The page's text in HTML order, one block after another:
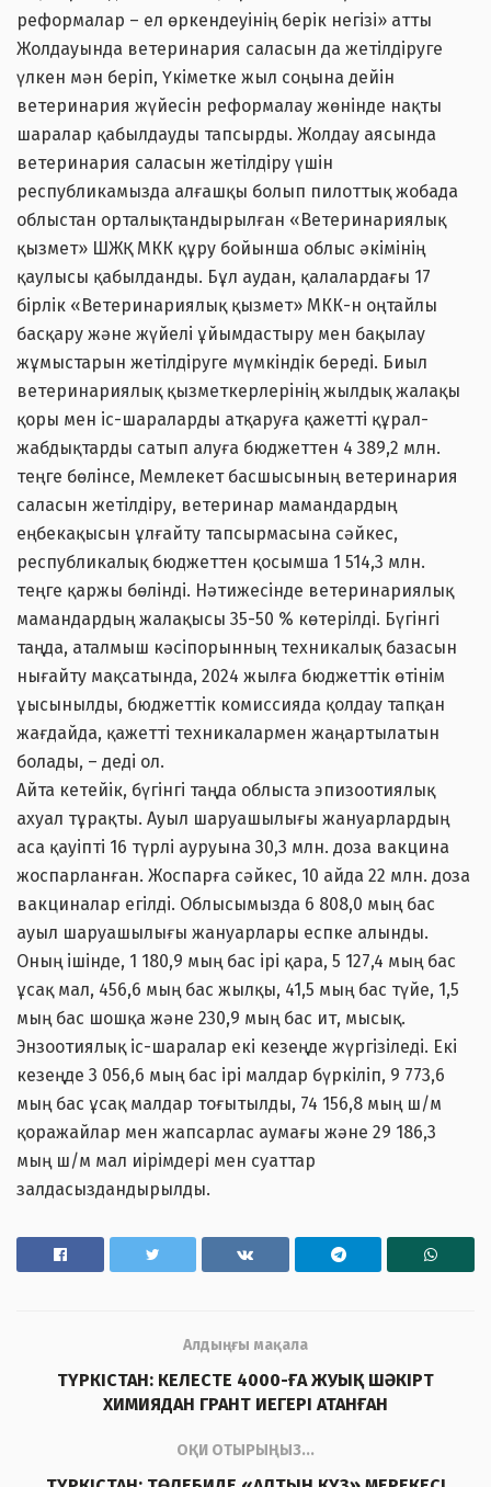
реформалар – ел өркендеуінің берік негізі» атты
Жолдауында ветеринария саласын да жетілдіруге
үлкен мән беріп, Үкіметке жыл соңына дейін
ветеринария жүйесін реформалау жөнінде нақты
шаралар қабылдауды тапсырды. Жолдау аясында
ветеринария саласын жетілдіру үшін
республикамызда алғашқы болып пилоттық жобада
облыстан орталықтандырылған «Ветеринариялық
қызмет» ШЖҚ МКК құру бойынша облыс әкімінің
қаулысы қабылданды. Бұл аудан, қалалардағы 17
бірлік «Ветеринариялық қызмет» МКК-н оңтайлы
басқару және жүйелі ұйымдастыру мен бақылау
жұмыстарын жетілдіруге мүмкіндік береді. Биыл
ветеринариялық қызметкерлерінің жылдық жалақы
қоры мен іс-шараларды атқаруға қажетті құрал-
жабдықтарды сатып алуға бюджеттен 4 389,2 млн.
теңге бөлінсе, Мемлекет басшысының ветеринария
саласын жетілдіру, ветеринар мамандардың
еңбекақысын ұлғайту тапсырмасына сәйкес,
республикалық бюджеттен қосымша 1 514,3 млн.
теңге қаржы бөлінді. Нәтижесінде ветеринариялық
мамандардың жалақысы 35-50 % көтерілді. Бүгінгі
таңда, аталмыш кәсіпорынның техникалық базасын
нығайту мақсатында, 2024 жылға бюджеттік өтінім
ұысынылды, бюджеттік комиссияда қолдау тапқан
жағдайда, қажетті техникалармен жаңартылатын
болады, – деді ол.
Айта кетейік, бүгінгі таңда облыста эпизоотиялық
ахуал тұрақты. Ауыл шаруашылығы жануарлардың
аса қауіпті 16 түрлі ауруына 30,3 млн. доза вакцина
жоспарланған. Жоспарға сәйкес, 10 айда 22 млн. доза
вакциналар егілді. Облысымызда 6 808,0 мың бас
ауыл шаруашылығы жануарлары еспке алынды.
Оның ішінде, 1 180,9 мың бас ірі қара, 5 127,4 мың бас
ұсақ мал, 456,6 мың бас жылқы, 41,5 мың бас түйе, 1,5
мың бас шошқа және 230,9 мың бас ит, мысық.
Энзоотиялық іс-шаралар екі кезеңде жүргізіледі. Екі
кезеңде 3 056,6 мың бас ірі малдар бүркіліп, 9 773,6
мың бас ұсақ малдар тоғытылды, 74 156,8 мың ш/м
қоражайлар мен жапсарлас аумағы және 29 186,3
мың ш/м мал иірімдері мен суаттар
залдасыздандырылды.
Алдыңғы мақала
ТҮРКІСТАН: КЕЛЕСТЕ 4000-ҒА ЖУЫҚ ШӘКІРТ
ХИМИЯДАН ГРАНТ ИЕГЕРІ АТАНҒАН
ОҚИ ОТЫРЫҢЫЗ...